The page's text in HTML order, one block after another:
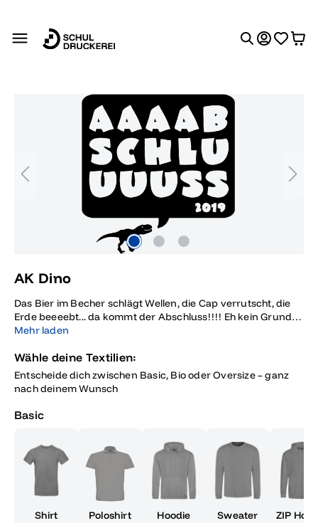
Bildergalerie überspringen
AK Dino
Das Bier im Becher schlägt Wellen, die Cap verrutscht, die
Erde beeeebt... da kommt der Abschluss!!!! Eh kein Grund
zur Panik, der ist ganz brav und will nur spielen, viel Fun im
Mehr laden
Wähle deine Textilien:
Entscheide dich zwischen Basic, Bio oder Oversize – ganz
nach deinem Wunsch
Basic
Shirt Poloshirt Hoodie Sweater ZIP